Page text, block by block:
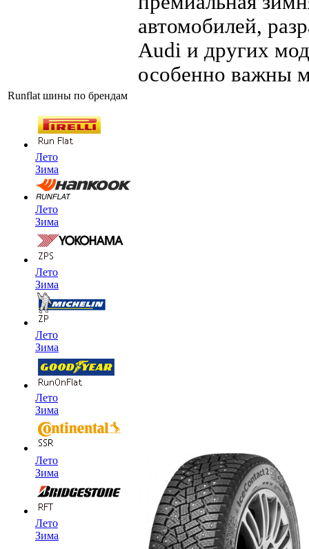
Runflat шины по брендам
Лето
Зима
Лето
Зима
Лето
Зима
Лето
Зима
Лето
Зима
Лето
Зима
Лето
Зима
автомобилей,
Audi и других
особенно важны